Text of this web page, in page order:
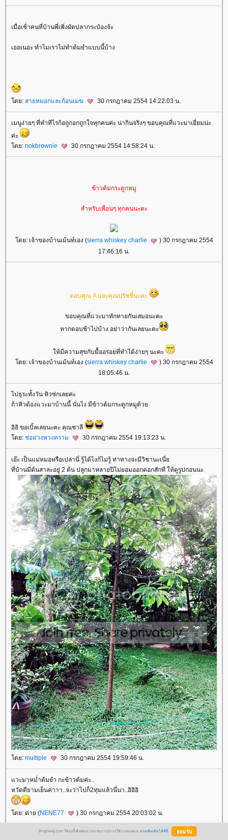
เมื่อเช้่าคนที่บ้านพี่เพิ่งผัดปลากระป๋องจ้ะ
เออเนอะ ทำไมเราไม่ทำต้มยำแบบนี้บ้าง
ดย: สายหมอกและก้อนเมฆ 30 กรกฎาคม 2554 14:22:03 น.
เมนูง่ายๆ ที่ทำทีไรก้อถูกอกถูกใจทุกคนค่ะ น่ากินจริงๆ ขอบคุณที่แวะมาเยี่ยมน่ะ
ค่ะ
ดย: nokbrownie 30 กรกฎาคม 2554 14:58:24 น.
ข้าวต้มกระดูกหมู
สำหรับเพื่อนๆ ทุกคนนะคะ
ดย: เจ้าของบ้านเม้นท์เอง (sierra whiskey charlie
) 30 กรกฎาคม 2554
17:46:16 น.
ตอบคุณ A และคุณปรัซซี่นะคะ
ขอบคุณที่แวะมาทักทายกันเสมอนะคะ
หากตอบช้าไปบ้าง อย่าว่ากันเลยนะคะ
ห้มีความสุขกับมื้ออร่อยที่ทำได้ง่ายๆ นะคะ
ดย: เจ้าของบ้านเม้นท์เอง (sierra whiskey charlie
) 30 กรกฎาคม 2554
18:05:46 น.
ไปธุระทั้งวัน หิวซ่กเลยค่ะ
ถ้าหิวต้องแวะมาบ้านนี้ นั่นไง มีข้าวต้มกระดูกหมูด้ว
อิอิ ขอเบิ้ลเลยนะคะ คุณชาลี
ดย: ช่อม่วงพวงคราม 30 กรกฎาคม 2554 19:13:23 น.
เอ๊ะ เป็นแม่หมอหรือเปล่านี่ รู้ได้ไงก้ไม่รู้ ท่าทางจะมีวิชานะเนี่
ที่บ้านมีต้นสาละอยู่ 2 ต้น ปลูกมาหลายปีไม่ยอมออกดอกสักที ให้ดูรูปก่อนนะ
ดย: multiple 30 กรกฎาคม 2554 19:59:46 น.
วะมาหม่ำต้มยำ กะข้าวต้มค่ะ..
หวัดดียามเย็นค่าาา..จะว่าไปก็2ทุ่มแล้วนี่นา..อิอิอิ
ดย: ต่าย (NENE77 ) 30 กรกฎาคม 2554 20:03:02 น.
หวัดดียามค่ำ
BlogGang.com ใช้คุกกี้เพื่อพัฒนาประสบการณ์การใช้งานของคุณ อ่านเพิ่มเติมได้ที่นี่